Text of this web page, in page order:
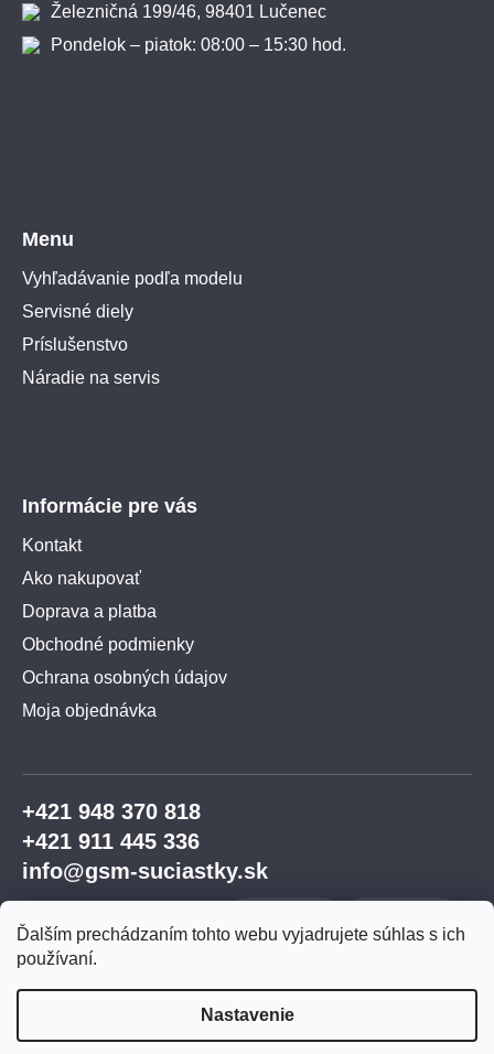
Ďalším prechádzaním tohto webu vyjadrujete súhlas s ich
používaní.
Nastavenie
Železničná 199/46, 98401 Lučenec
Pondelok – piatok: 08:00 – 15:30 hod.
Menu
Vyhľadávanie podľa modelu
Servisné diely
Príslušenstvo
Náradie na servis
Informácie pre vás
Kontakt
Ako nakupovať
Doprava a platba
Obchodné podmienky
Ochrana osobných údajov
Moja objednávka
+421 948 370 818
+421 911 445 336
info@gsm-suciastky.sk